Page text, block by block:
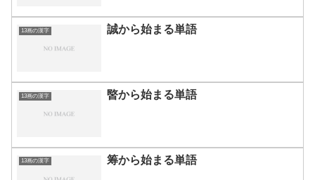
13画の漢字 誠から始まる単語
13画の漢字 暋から始まる単語
13画の漢字 筹から始まる単語